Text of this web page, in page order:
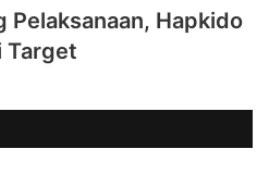
Pelaksanaan, Hapkido
Target